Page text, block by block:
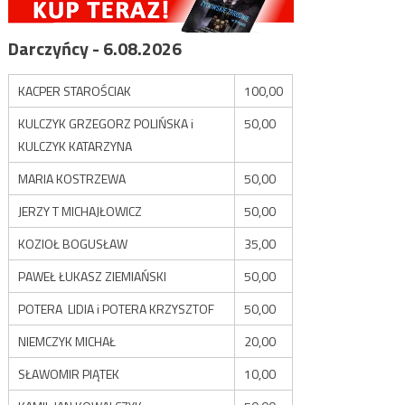
Darczyńcy - 6.08.2026
KACPER STAROŚCIAK
100,00
KULCZYK GRZEGORZ POLIŃSKA i
KULCZYK KATARZYNA
50,00
MARIA KOSTRZEWA
50,00
JERZY T MICHAJŁOWICZ
50,00
KOZIOŁ BOGUSŁAW
35,00
PAWEŁ ŁUKASZ ZIEMIAŃSKI
50,00
POTERA LIDIA i POTERA KRZYSZTOF
50,00
NIEMCZYK MICHAŁ
20,00
SŁAWOMIR PIĄTEK
10,00